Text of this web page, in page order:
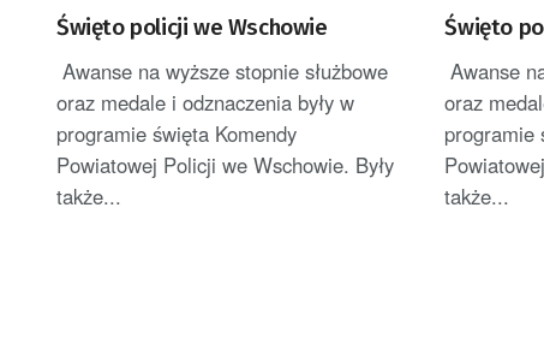
Święto policji we Wschowie
Awanse na wyższe stopnie służbowe
oraz medale i odznaczenia były w
programie święta Komendy
Powiatowej Policji we Wschowie. Były
także...
Święto
Awanse
oraz
programie
także...